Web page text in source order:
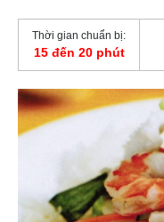
Thời gian chuẩn bị:
15 đến 20 phút